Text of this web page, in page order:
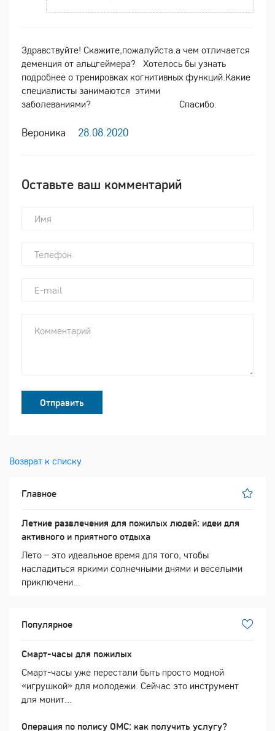
Здравствуйте! Скажите,пожалуйста.а чем отличается
деменция от альцгеймера? Хотелось бы узнать
подробнее о тренировках когнитивных функций.Какие
специалисты занимаются этими
заболеваниями? Спасибо.
Вероника 28.08.2020
Оставьте ваш комментарий
Отправить
Возврат к списку
Главное
Летние развлечения для пожилых людей: идеи для
активного и приятного отдыха
Лето – это идеальное время для того, чтобы
насладиться яркими солнечными днями и веселыми
приключени...
Популярное
Смарт-часы для пожилых
Смарт-часы уже перестали быть просто модной
«игрушкой» для молодежи. Сейчас это инструмент
для монит...
Операция по полису ОМС: как получить услугу?